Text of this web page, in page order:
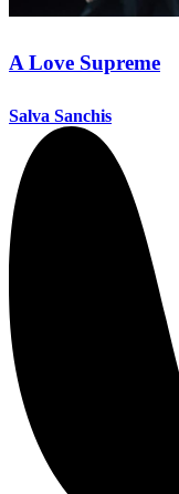
A Love Supreme
Salva Sanchis